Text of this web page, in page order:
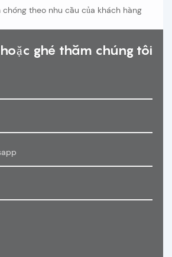
chóng theo nhu cầu của khách hàng
ghé thăm chúng tôi